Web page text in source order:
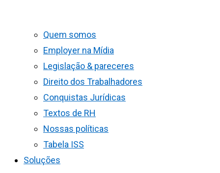
Quem somos
Employer na Mídia
Legislação & pareceres
Direito dos Trabalhadores
Conquistas Jurídicas
Textos de RH
Nossas políticas
Tabela ISS
Soluções